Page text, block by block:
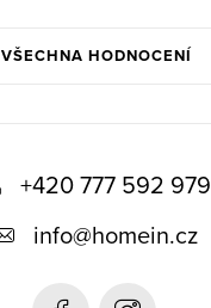
VŠECHNA HODNOCENÍ
+420 777 592 979
info@homein.cz